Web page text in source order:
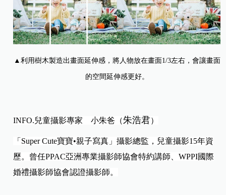
▲利用樹木製造出畫面延伸感，將人物放在畫面1/3左右，會讓畫面
的空間延伸感更好。
INFO.兒童攝影專家 小朱爸（朱浩君）
「Super Cute寶寶•親子寫真」攝影總監，兒童攝影15年資
歷。曾任PPAC亞洲專業攝影師協會特約講師、WPPI國際
婚禮攝影師協會認證攝影師。